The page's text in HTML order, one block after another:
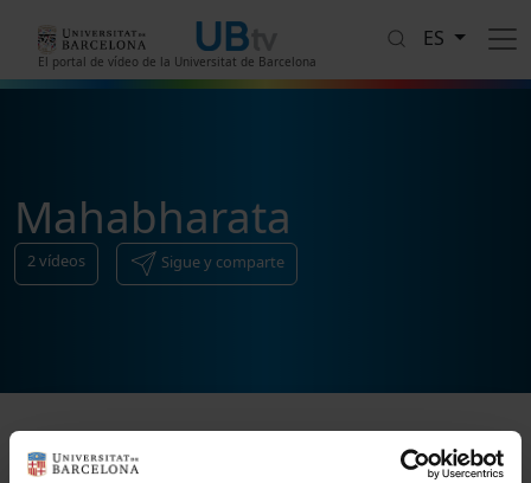
El portal de vídeo de la Universitat de Barcelona
ES
Mahabharata
2vídeos Sigue y comparte
Ordenar